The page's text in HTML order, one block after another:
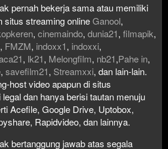
pernah bekerja sama atau memiliki
situs streaming onlineGanool,
, cinemaindo, dunia21, filmapik,
, FMZM, indoxx1, indoxxi,
, lk21, Melongfilm, nb21,Pahe in,
, savefilm21, Streamxxi, dan lain-lain.
host video apapun di situs
legal dan hanya berisi tautan menuju
Acefile, Google Drive, Uptobox,
Rapidvideo, dan lainnya.
bertanggung jawab atas segala